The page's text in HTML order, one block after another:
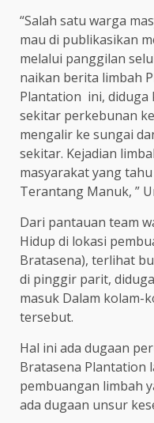
“Salah satu warga
mau di publikasikan
melalui panggilan
naikan berita limbah
Plantation ini, diduga
sekitar perkebunan
mengalir ke sungai
sekitar. Kejadian
masyarakat yang
Terantang Manuk, ”
Dari pantauan team
Hidup di lokasi
Bratasena), terlihat
di pinggir parit,
masuk Dalam kolam-
tersebut.
Hal ini ada dugaan
Bratasena Plantation
pembuangan limbah
ada dugaan unsur